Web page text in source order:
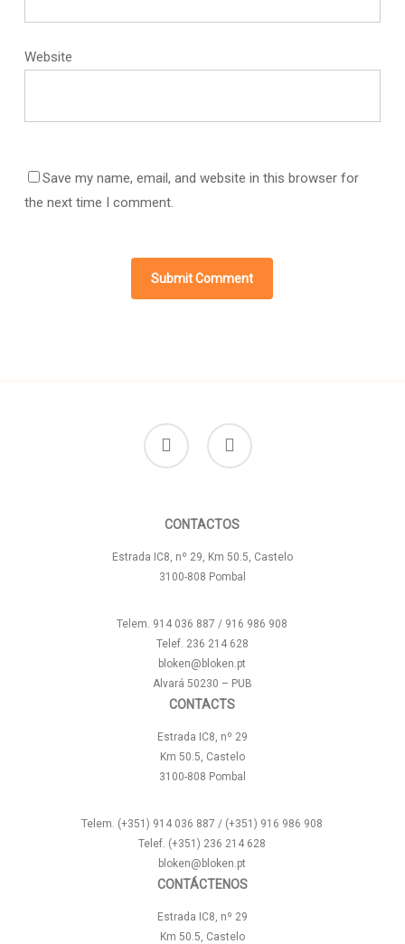
Website
Save my name, email, and website in this browser for
the next time I comment.
facebook instagram
CONTACTOS
Estrada IC8, nº 29, Km 50.5, Castelo
3100-808 Pombal
Telem. 914 036 887 / 916 986 908
Telef. 236 214 628
bloken@bloken.pt
Alvará 50230 – PUB
CONTACTS
Estrada IC8, nº 29
Km 50.5, Castelo
3100-808 Pombal
Telem. (+351) 914 036 887 / (+351) 916 986 908
Telef. (+351) 236 214 628
bloken@bloken.pt
CONTÁCTENOS
Estrada IC8, nº 29
Km 50.5, Castelo